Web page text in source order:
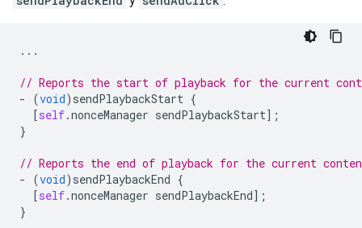
...
// Reports the start of playback for the current
-
(void) sendPlaybackStart {
[self.nonceManager sendPlaybackStart];
}
// Reports the end of playback for the current
-
(void) sendPlaybackEnd {
[self.nonceManager sendPlaybackEnd];
}